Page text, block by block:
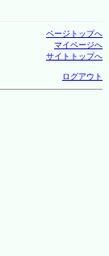
ページトップへ
マイページへ
サイトトップへ
ログアウト